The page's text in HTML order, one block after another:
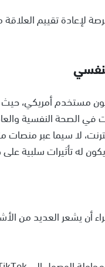
لإعادة تقييم
هذا الحظر على أكثر من 170
في الصحة النفسية
له تأثيرات سلبية
أن يشعر العديد